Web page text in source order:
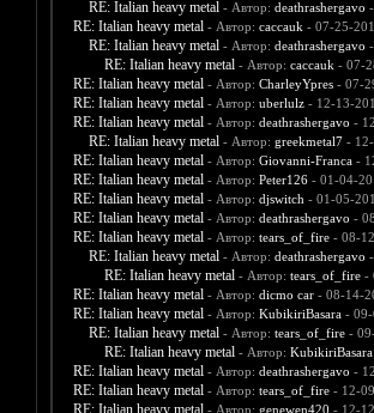
RE: Italian heavy metal - Автор: deathrashergavo
RE: Italian heavy metal - Автор: caccauk - 07-25-
RE: Italian heavy metal - Автор: deathrashergavo
RE: Italian heavy metal - Автор: caccauk - 07-
RE: Italian heavy metal - Автор: CharleyYpres- 07-
RE: Italian heavy metal - Автор: uberlulz- 12-13-
RE: Italian heavy metal - Автор: deathrashergavo -
RE: Italian heavy metal - Автор: greekmetal7- 12-
RE: Italian heavy metal - Автор: Giovanni-Franca-
RE: Italian heavy metal - Автор: Peter126- 01-04-
RE: Italian heavy metal - Автор: djswitch - 01-05-
RE: Italian heavy metal - Автор: deathrashergavo -
RE: Italian heavy metal - Автор: tears_of_fire- 08-
RE: Italian heavy metal - Автор: deathrashergavo
RE: Italian heavy metal - Автор: tears_of_fire-
RE: Italian heavy metal - Автор: dicmo car- 08-14-
RE: Italian heavy metal - Автор: KubikiriBasara- 09-
RE: Italian heavy metal - Автор: tears_of_fire-
RE: Italian heavy metal - Автор: KubikiriBasara
RE: Italian heavy metal - Автор: deathrashergavo -
RE: Italian heavy metal - Автор: tears_of_fire- 12-
RE: Italian heavy metal - Автор: genewen420 - 12-